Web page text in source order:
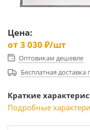
Цена:
от 3 030 ₽/шт
Оптовикам дешевле
Бесплатная доставка
Краткие
Подробные